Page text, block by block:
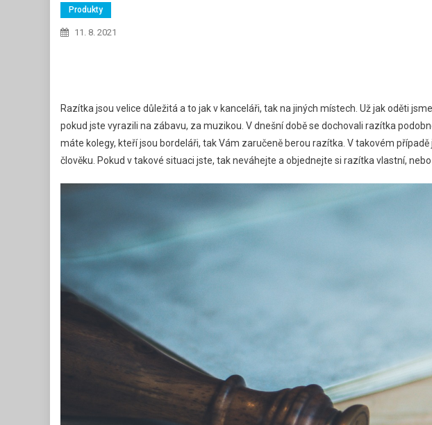
Produkty
11. 8. 2021
Razítka jsou velice důležitá a to jak v kanceláři, tak na jiných místech. Už jak oděti
pokud jste vyrazili na zábavu, za muzikou. V dnešní době se dochovali razítka
máte kolegy, kteří jsou bordeláři, tak Vám zaručeně berou razítka. V takovém
člověku. Pokud v takové situaci jste, tak neváhejte a objednejte si razítka vlastní,